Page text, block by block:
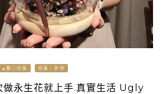
▴慧♡分享 分享｜手作
永生花就上手.真實生活 Ugly